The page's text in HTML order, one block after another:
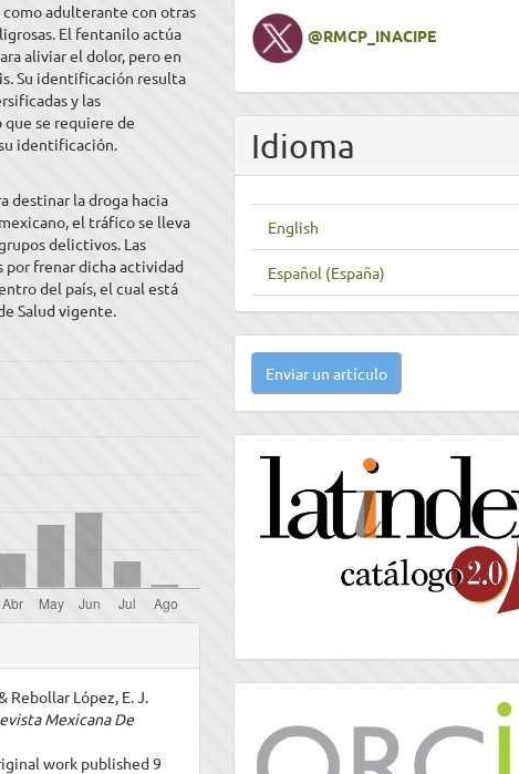
adulterante con otras
El fentanilo actúa
aliviar el dolor, pero en
Su identificación resulta
y las
se requiere de
identificación.
destinar la droga hacia
el tráfico se lleva
delictivos. Las
por frenar dicha actividad
del país, el cual está
Salud vigente.
Rebollar López, E. J.
Mexicana De
work published 9
Twitter@RMCP_INACIPE
Idioma
English
Español (España)
Enviar
un
artículo
Enviar un artículo
latindex